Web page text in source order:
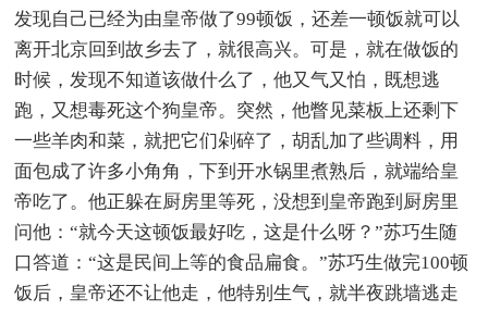
发现自己已经为由皇帝做了99顿饭，还差一顿饭就可以
离开北京回到故乡去了，就很高兴。可是，就在做饭的
时候，发现不知道该做什么了，他又气又怕，既想逃
跑，又想毒死这个狗皇帝。突然，他瞥见菜板上还剩下
一些羊肉和菜，就把它们剁碎了，胡乱加了些调料，用
面包成了许多小角角，下到开水锅里煮熟后，就端给皇
帝吃了。他正躲在厨房里等死，没想到皇帝跑到厨房里
问他：“就今天这顿饭最好吃，这是什么呀？”苏巧生随
口答道：“这是民间上等的食品扁食。”苏巧生做完100顿
饭后，皇帝还不让他走，他特别生气，就半夜跳墙逃走